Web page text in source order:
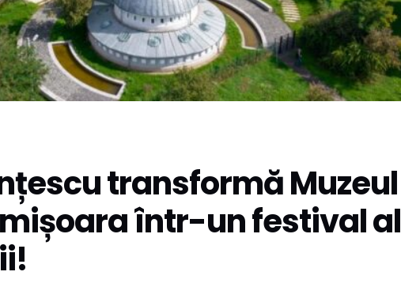
transformă Muzeul
într-un festival al